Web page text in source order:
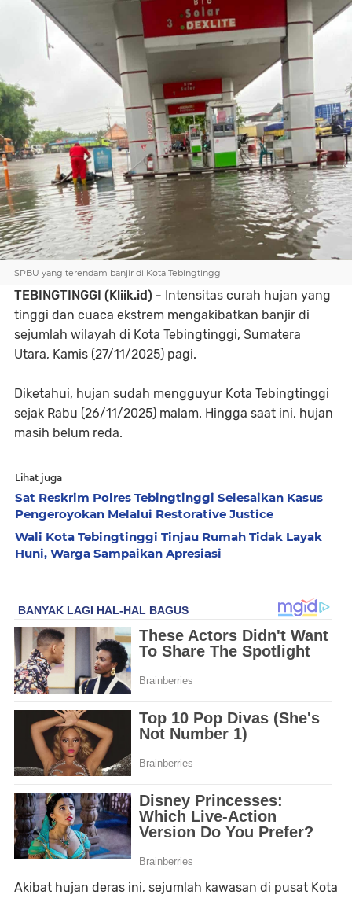
SPBU yang terendam banjir di Kota Tebingtinggi
TEBINGTINGGI (Kliik.id) - Intensitas curah hujan yang
tinggi dan cuaca ekstrem mengakibatkan banjir di
sejumlah wilayah di Kota Tebingtinggi, Sumatera
Utara, Kamis (27/11/2025) pagi.
Diketahui, hujan sudah mengguyur Kota Tebingtinggi
sejak Rabu (26/11/2025) malam. Hingga saat ini, hujan
masih belum reda.
Lihat juga
Sat Reskrim Polres Tebingtinggi Selesaikan Kasus
Pengeroyokan Melalui Restorative Justice
Wali Kota Tebingtinggi Tinjau Rumah Tidak Layak
Huni, Warga Sampaikan Apresiasi
Akibat hujan deras ini, sejumlah kawasan di pusat Kota